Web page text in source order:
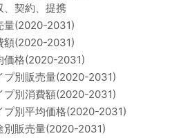
、契約、提携
量(2020-2031)
額(2020-2031)
価格(2020-2031)
プ別販売量(2020-2031)
プ別消費額(2020-2031)
プ別平均価格(2020-2031)
別販売量(2020-2031)